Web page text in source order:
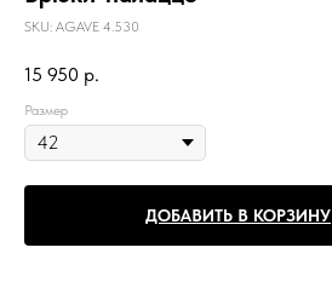
SKU: AGAVE 4.530
15 950 р.
Размер
ДОБАВИТЬ В КОРЗИНУ